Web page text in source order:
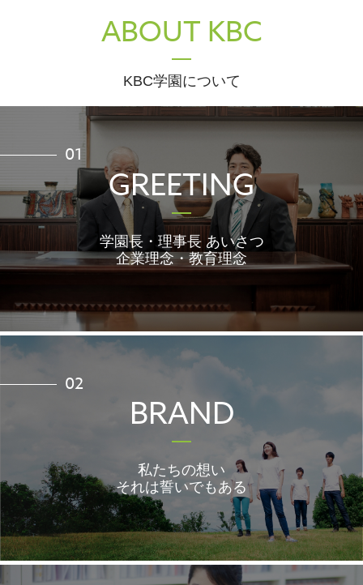
ABOUT KBC
KBC学園について
01
GREETING
学園長・理事長 あいさつ
企業理念・教育理念
02
BRAND
私たちの想い
それは誓いでもある